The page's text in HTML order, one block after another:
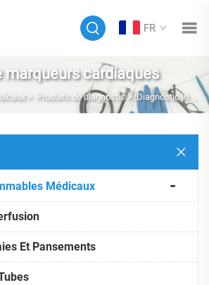
FR
marqueurs cardiaques
> Produits de diagnostic>Diagnostic in vitro (DIV)
Médicaux
Et Pansements